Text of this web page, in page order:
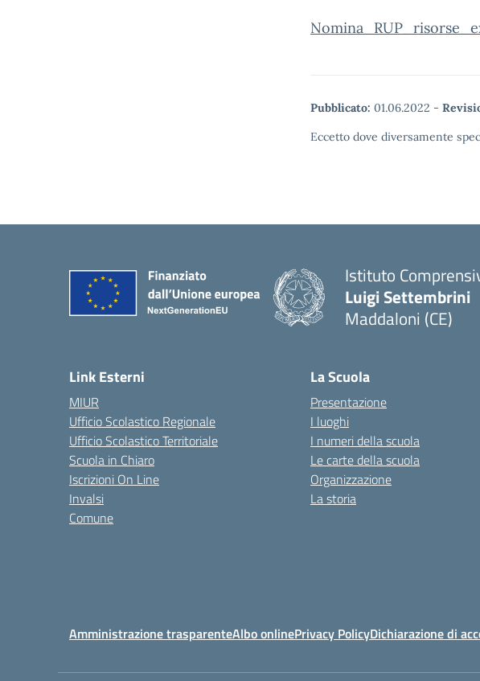
Pubblicato: 01.06.2022 -
Eccetto dove diversamente
Istituto
Luigi Settembrini
Maddaloni (CE)
Link Esterni
MIUR
Ufficio Scolastico Regionale
Ufficio Scolastico Territoriale
Scuola in Chiaro
Iscrizioni On Line
Invalsi
Comune
La Scuola
Presentazione
I luoghi
I numeri della scuola
Le carte della scuola
Organizzazione
La storia
Amministrazione trasparenteAlbo onlinePrivacy PolicyDichiarazione di